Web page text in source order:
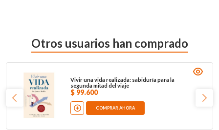
Otros usuarios han comprado
Vivir una vida realizada: sabiduría para la
segunda mitad del viaje
$ 99.600
COMPRAR AHORA